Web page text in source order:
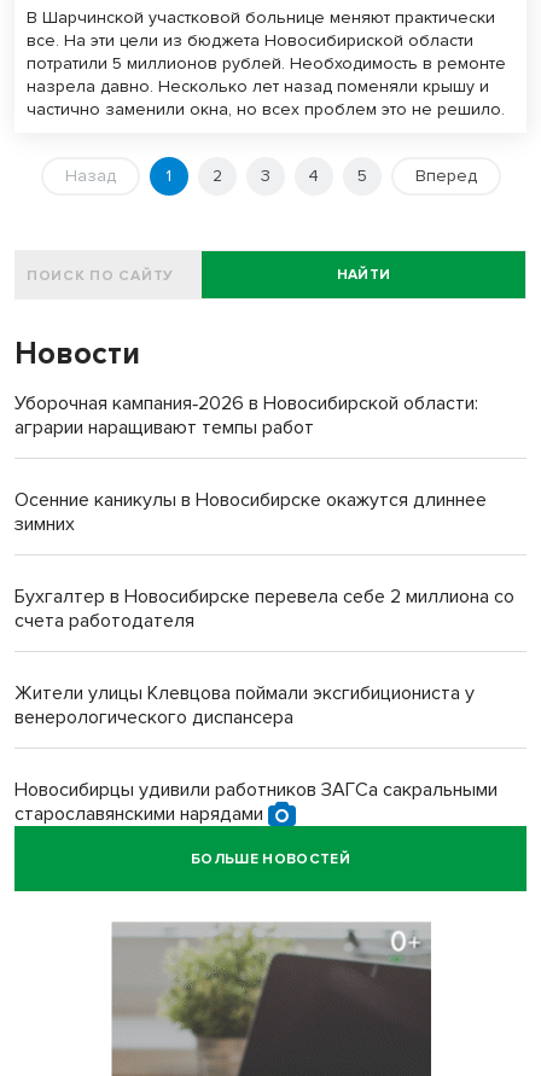
В Шарчинской участковой больнице меняют практически
все. На эти цели из бюджета Новосибириской области
потратили 5 миллионов рублей. Необходимость в ремонте
назрела давно. Несколько лет назад поменяли крышу и
частично заменили окна, но всех проблем это не решило.
Назад 1 2 3 4 5 Вперед
НАЙТИ
Новости
Уборочная кампания‑2026 в Новосибирской области:
аграрии наращивают темпы работ
Осенние каникулы в Новосибирске окажутся длиннее
зимних
Бухгалтер в Новосибирске перевела себе 2 миллиона со
счета работодателя
Жители улицы Клевцова поймали эксгибициониста у
венерологического диспансера
Новосибирцы удивили работников ЗАГСа сакральными
старославянскими нарядами
БОЛЬШЕ НОВОСТЕЙ